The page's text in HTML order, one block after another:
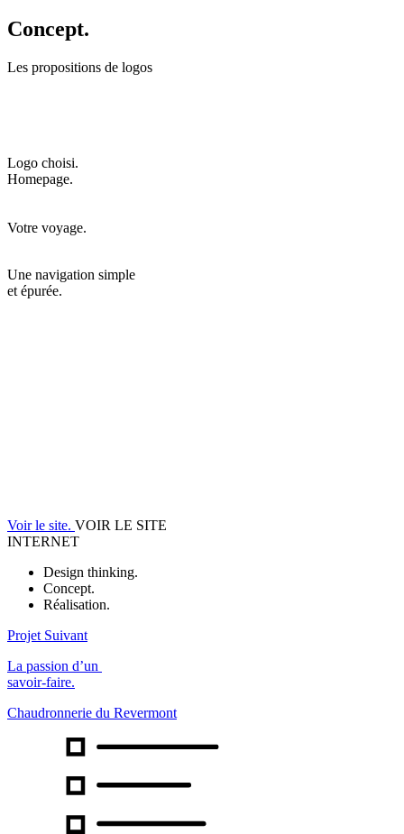
Concept.
Les propositions de logos
Logo choisi.
Homepage.
Votre voyage.
Une navigation simple
et épurée.
Voir le site. VOIR LE SITE
INTERNET
Design thinking.
Concept.
Réalisation.
Projet Suivant
La passion d’un
savoir-faire.
Chaudronnerie du Revermont